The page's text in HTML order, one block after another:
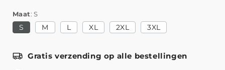
Maat S
S M L XL 2XL 3XL
Gratis verzending op alle bestellingen